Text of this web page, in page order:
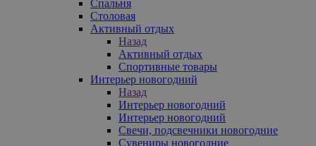
Спальня
Столовая
Активный отдых
Назад
Активный отдых
Спортивные товары
Интерьер новогодний
Назад
Интерьер новогодний
Интерьер новогодний
Свечи, подсвечники новогодние
Сувениры новогодние